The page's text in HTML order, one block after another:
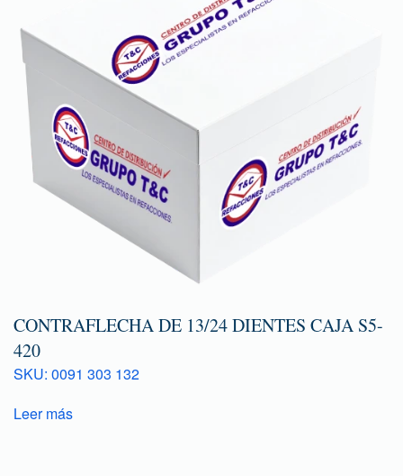
CONTRAFLECHA DE 13/24 DIENTES CAJA S5-
420
SKU: 0091 303 132
Leer más